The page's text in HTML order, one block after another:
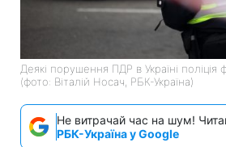
Деякі порушення ПДР в Україні поліція
(фото: Віталій Носач, РБК-Україна)
Не витрачай час на шум!
РБК-Україна у Google